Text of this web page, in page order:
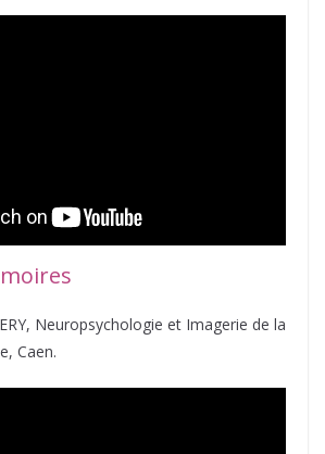
Neuropsychologie et Imagerie de la
Caen.